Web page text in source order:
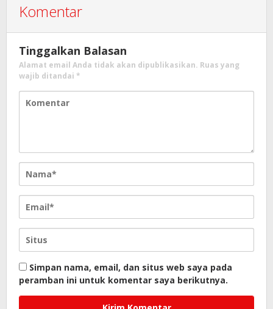
Komentar
Tinggalkan Balasan
Alamat email Anda tidak akan dipublikasikan. Ruas yang
wajib ditandai *
Simpan nama, email, dan situs web saya pada
peramban ini untuk komentar saya berikutnya.